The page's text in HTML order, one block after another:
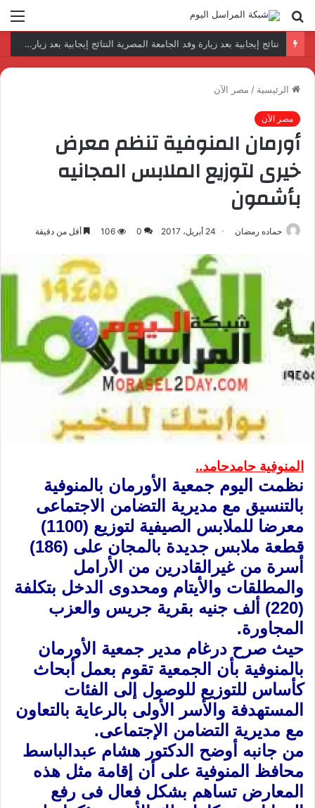
بحث
عن
نتائج إيجابية بعد زيارة وفد الجامعة المصرية النتائج إيجابية بعد زيارة وفد الجامعة المصرية الروسية لمصنع الإلكترونياتروسية لمصنع الإلكترونيات
الرئيسية / مصر الآن
مصر الآن
​أورمان المنوفية تنظم معرض
خيرى لتوزيع الملابس المجانيه
بأشمون
حماده رمضان 24 أبريل، 2017 0
106 أقل من دقيقة
المنوفية حامدحامد..
نظمت اليوم جمعية الأورمان بالمنوفية
بالتنسيق مع مديرية التضامن الاجتماعى
معرضا ​للملابس الصيفية لتوزيع (1100)
قطعة ملابس جديدة بالمجان على (186)
أسرة من غيرالقادرين من الأرامل
والمطلقات والأيتام ومحدوى الدخل بتكلفة
(220) ألف جنيه بقرية جريس والعزب
المجاورة.
حيث صرح درغام مدير جمعية الأورمان
بالمنوفية بأن الجمعية تقوم بعمل أبحاث
كأساس للتوزيع للوصول إلى الفئات
المستهدفة والأسر الأولى بالرعاية بالتعاون
مع مديرية التضامن الإجتماعى.
من جانبه أوضح الدكتور هشام عبدالباسط
محافظ المنوفية على أن إقامة مثل هذه
المعارض تساهم بشكل فعال فى رفع